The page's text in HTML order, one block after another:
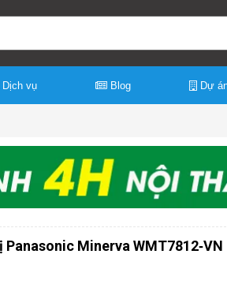
Dịch vụ Blog Dự
Minerva WMT7812‑VN